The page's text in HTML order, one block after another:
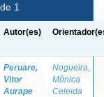
1
Autor(es)
Peruare,
Vitor
Aurape
Nogueira,
Mônica
Celeida